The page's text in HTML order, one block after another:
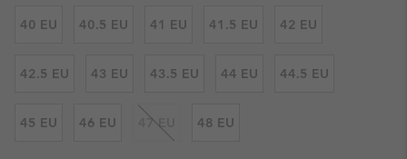
40 EU 40.5 EU 41 EU 41.5 EU 42 EU
42.5 EU 43 EU 43.5 EU 44 EU 44.5 EU
45 EU 46 EU 47 EU 48 EU